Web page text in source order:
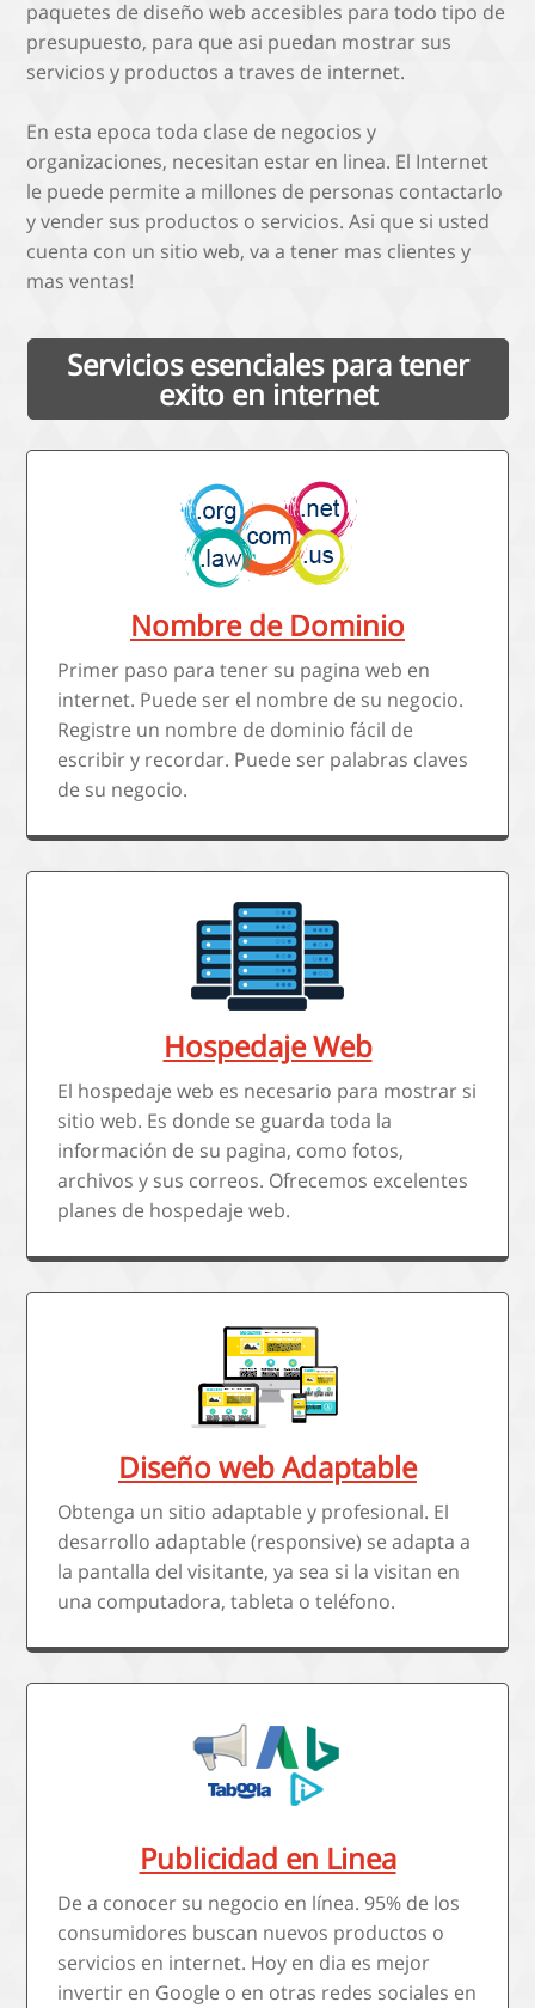
paquetes de diseño web accesibles para todo tipo de
presupuesto, para que asi puedan mostrar sus
servicios y productos a traves de internet.
En esta epoca toda clase de negocios y
organizaciones, necesitan estar en linea. El Internet
le puede permite a millones de personas contactarlo
y vender sus productos o servicios. Asi que si usted
cuenta con un sitio web, va a tener mas clientes y
mas ventas!
Servicios esenciales para tener
exito en internet
Nombre de Dominio
Primer paso para tener su pagina web en
internet. Puede ser el nombre de su negocio.
Registre un nombre de dominio fácil de
escribir y recordar. Puede ser palabras claves
de su negocio.
Hospedaje Web
El hospedaje web es necesario para mostrar si
sitio web. Es donde se guarda toda la
información de su pagina, como fotos,
archivos y sus correos. Ofrecemos excelentes
planes de hospedaje web.
Diseño web Adaptable
Obtenga un sitio adaptable y profesional. El
desarrollo adaptable (responsive) se adapta a
la pantalla del visitante, ya sea si la visitan en
una computadora, tableta o teléfono.
Publicidad en Linea
De a conocer su negocio en línea. 95% de los
consumidores buscan nuevos productos o
servicios en internet. Hoy en dia es mejor
invertir en Google o en otras redes sociales en